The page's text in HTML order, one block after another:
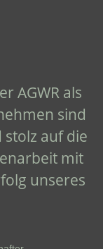
AGWR als
sind
stolz auf die
mit
unseres